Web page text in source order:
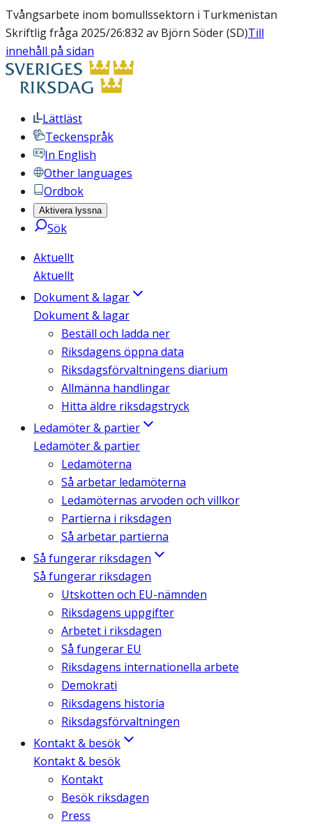
Tvångsarbete inom bomullssektorn i Turkmenistan
Skriftlig fråga 2025/26:832 av Björn Söder (SD)Till
innehåll på sidan
Lättläst
Teckenspråk
In English
Other languages
Ordbok
Aktivera lyssna
Sök
Aktuellt
Aktuellt
Dokument & lagar
Dokument & lagar
Beställ och ladda ner
Riksdagens öppna data
Riksdagsförvaltningens diarium
Allmänna handlingar
Hitta äldre riksdagstryck
Ledamöter & partier
Ledamöter & partier
Ledamöterna
Så arbetar ledamöterna
Ledamöternas arvoden och villkor
Partierna i riksdagen
Så arbetar partierna
Så fungerar riksdagen
Så fungerar riksdagen
Utskotten och EU-nämnden
Riksdagens uppgifter
Arbetet i riksdagen
Så fungerar EU
Riksdagens internationella arbete
Demokrati
Riksdagens historia
Riksdagsförvaltningen
Kontakt & besök
Kontakt & besök
Kontakt
Besök riksdagen
Press